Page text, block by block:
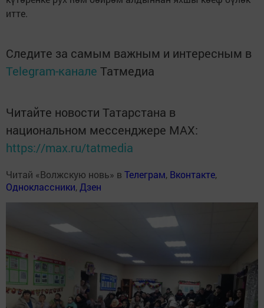
итте.
Следите за самым важным и интересным в
Telegram-канале Татмедиа
Читайте новости Татарстана в
национальном мессенджере MАХ:
https://max.ru/tatmedia
Читай «Волжскую новь» в Телеграм, Вконтакте,
Одноклассники, Дзен